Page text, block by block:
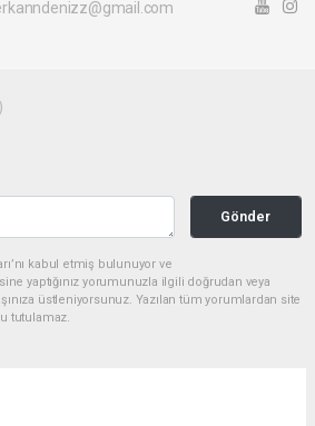
Gönder
kabul etmiş bulunuyor ve
yaptığınız yorumunuzla ilgili doğrudan veya
üstleniyorsunuz. Yazılan tüm yorumlardan site
tutulamaz.